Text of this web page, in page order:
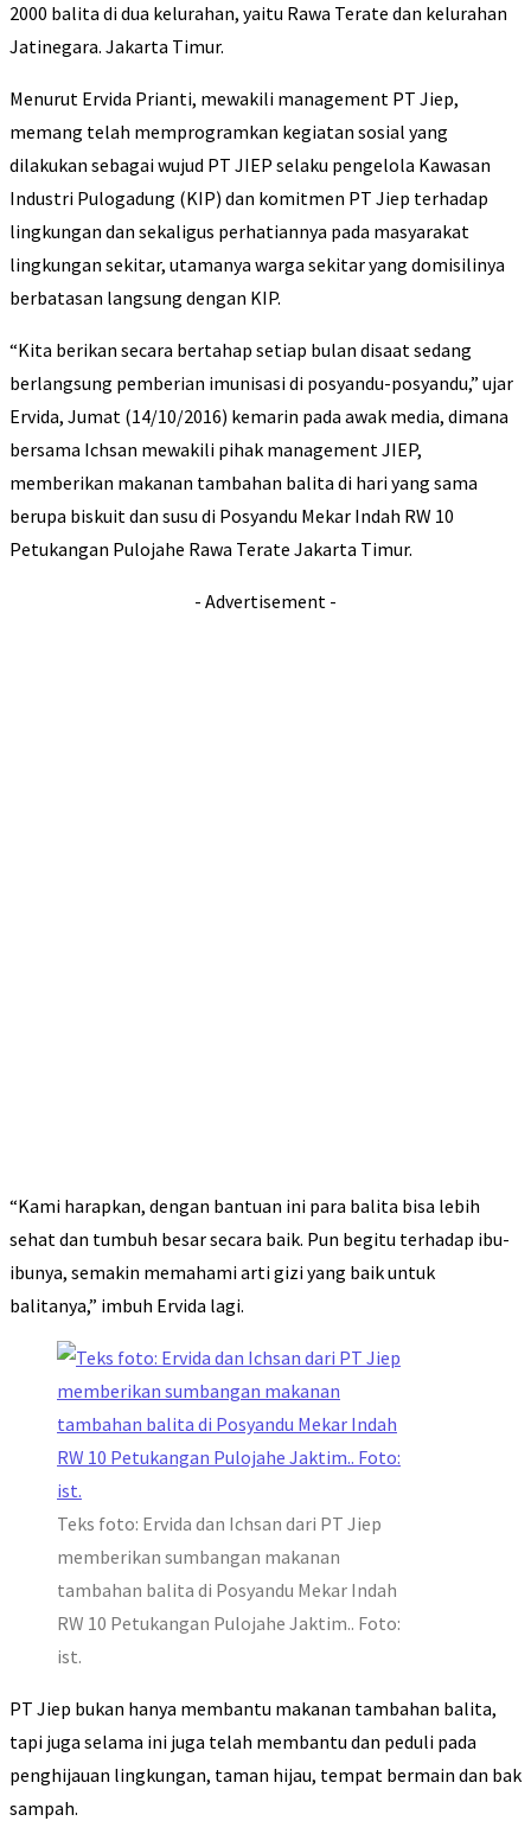
2000 balita di dua kelurahan, yaitu Rawa Terate dan kelurahan
Jatinegara. Jakarta Timur.
Menurut Ervida Prianti, mewakili management PT Jiep,
memang telah memprogramkan kegiatan sosial yang
dilakukan sebagai wujud PT JIEP selaku pengelola Kawasan
Industri Pulogadung (KIP) dan komitmen PT Jiep terhadap
lingkungan dan sekaligus perhatiannya pada masyarakat
lingkungan sekitar, utamanya warga sekitar yang domisilinya
berbatasan langsung dengan KIP.
“Kita berikan secara bertahap setiap bulan disaat sedang
berlangsung pemberian imunisasi di posyandu-posyandu,” ujar
Ervida, Jumat (14/10/2016) kemarin pada awak media, dimana
bersama Ichsan mewakili pihak management JIEP,
memberikan makanan tambahan balita di hari yang sama
berupa biskuit dan susu di Posyandu Mekar Indah RW 10
Petukangan Pulojahe Rawa Terate Jakarta Timur.
- Advertisement -
“Kami harapkan, dengan bantuan ini para balita bisa lebih
sehat dan tumbuh besar secara baik. Pun begitu terhadap ibu-
ibunya, semakin memahami arti gizi yang baik untuk
balitanya,” imbuh Ervida lagi.
Teks foto: Ervida dan Ichsan dari PT Jiep
memberikan sumbangan makanan
tambahan balita di Posyandu Mekar Indah
RW 10 Petukangan Pulojahe Jaktim.. Foto:
ist.
PT Jiep bukan hanya membantu makanan tambahan balita,
tapi juga selama ini juga telah membantu dan peduli pada
penghijauan lingkungan, taman hijau, tempat bermain dan bak
sampah.